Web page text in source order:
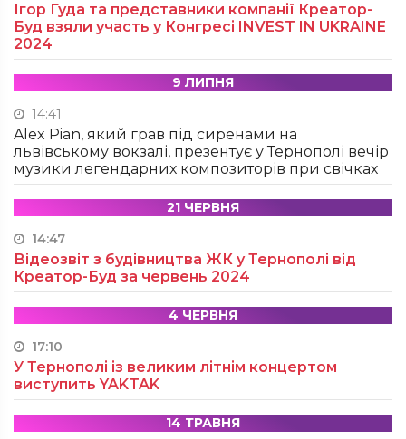
Ігор Гуда та представники компанії Креатор-
Буд взяли участь у Конгресі INVEST IN UKRAINE
2024
9 ЛИПНЯ
14:41
Alex Pian, який грав під сиренами на
львівському вокзалі, презентує у Тернополі вечір
музики легендарних композиторів при свічках
21 ЧЕРВНЯ
14:47
Відеозвіт з будівництва ЖК у Тернополі від
Креатор-Буд за червень 2024
4 ЧЕРВНЯ
17:10
У Тернополі із великим літнім концертом
виступить YAKTAK
14 ТРАВНЯ